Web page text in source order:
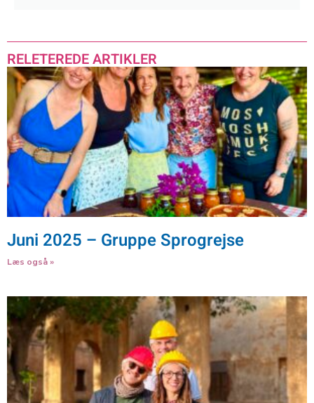
RELETEREDE ARTIKLER
Juni 2025 – Gruppe Sprogrejse
Læs også »